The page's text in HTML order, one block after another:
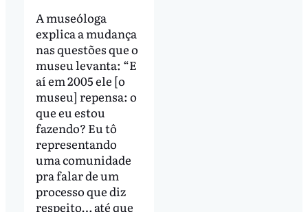
A museóloga
explica a mudança
nas questões que o
museu levanta: “E
aí em 2005 ele [o
museu] repensa: o
que eu estou
fazendo? Eu tô
representando
uma comunidade
pra falar de um
processo que diz
respeito… até que